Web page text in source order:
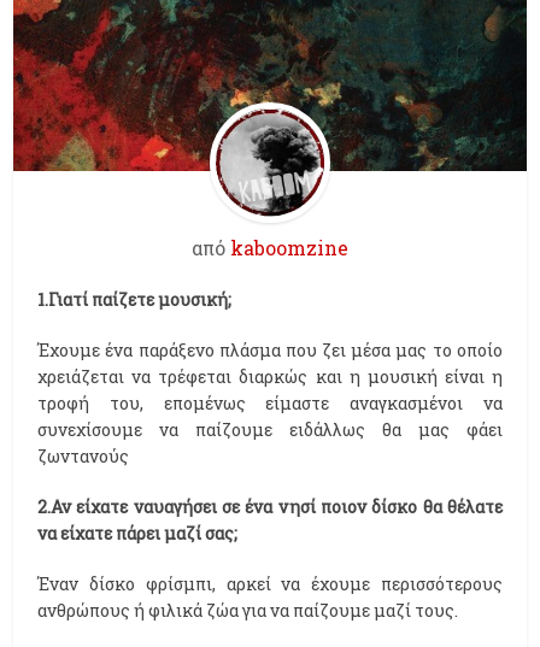
από kaboomzine
1.Γιατί παίζετε μουσική;
Έχουμε ένα παράξενο πλάσμα που ζει μέσα μας το οποίο
χρειάζεται να τρέφεται διαρκώς και η μουσική είναι η
τροφή του, επομένως είμαστε αναγκασμένοι να
συνεχίσουμε να παίζουμε ειδάλλως θα μας φάει
ζωντανούς
2.Αν είχατε ναυαγήσει σε ένα νησί ποιον δίσκο θα θέλατε
να είχατε πάρει μαζί σας;
Έναν δίσκο φρίσμπι, αρκεί να έχουμε περισσότερους
ανθρώπους ή φιλικά ζώα για να παίζουμε μαζί τους.